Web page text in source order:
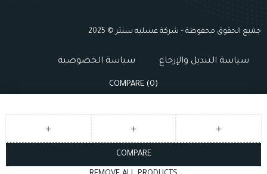
جميع الحقوق محفوظة – شركة عسليه سنتر © 2025
سياسة التبديل والإرجاع سياسة الخصوصية
COMPARE (0)
COMPARE